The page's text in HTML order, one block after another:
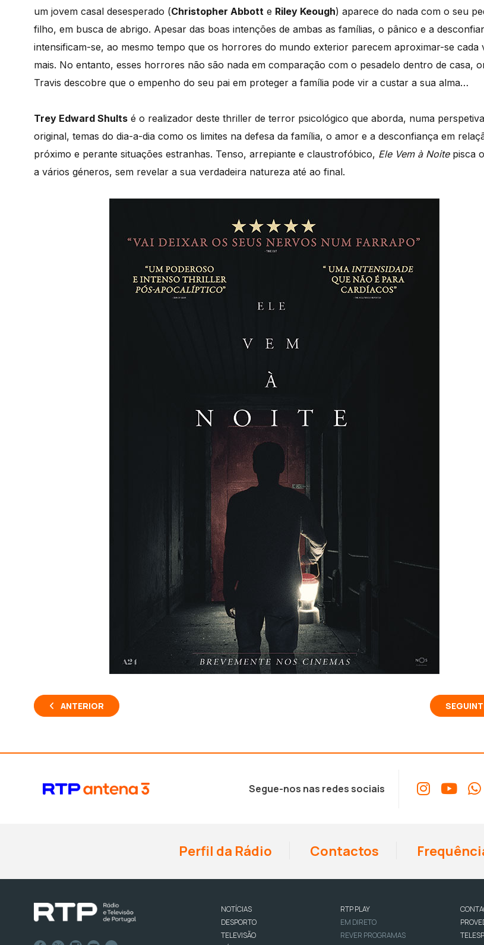
um jovem casal desesperado (Christopher Abbott e Riley Keough) aparece do nada com o seu
filho, em busca de abrigo. Apesar das boas intenções de ambas as famílias, o pânico e a
intensificam-se, ao mesmo tempo que os horrores do mundo exterior parecem aproximar-se cada
mais. No entanto, esses horrores não são nada em comparação com o pesadelo dentro de casa,
Travis descobre que o empenho do seu pai em proteger a família pode vir a custar a sua alma…
Trey Edward Shults é o realizador deste thriller de terror psicológico que aborda, numa perspetiva
original, temas do dia-a-dia como os limites na defesa da família, o amor e a desconfiança em
próximo e perante situações estranhas. Tenso, arrepiante e claustrofóbico, Ele Vem à Noitepisca
a vários géneros, sem revelar a sua verdadeira natureza até ao final.
ANTERIOR
Segue-nos nas redes sociais
Perfil da Rádio Contactos
NOTÍCIAS
DESPORTO
TELEVISÃO
RTP PLAY
EM DIRETO
REVER PROGRAMAS